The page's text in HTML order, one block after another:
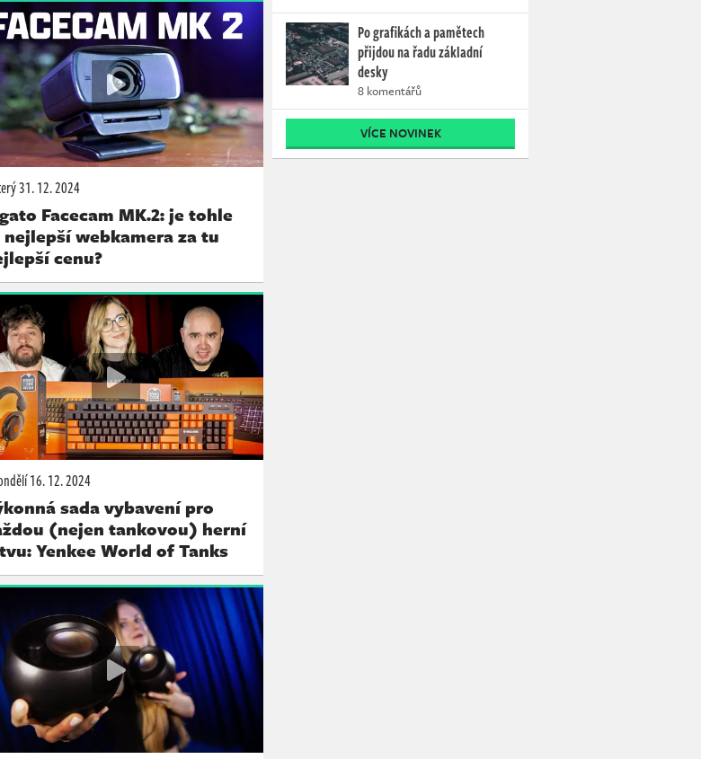
31. 12. 2024
Facecam MK.2: je tohle
webkamera za tu
cenu?
16. 12. 2024
sada vybavení pro
(nejen tankovou) herní
Yenkee World of Tanks
Po grafikách a pamětech
přijdou na řadu základní
desky
8 komentářů
VÍCE NOVINEK